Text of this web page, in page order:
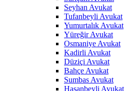
Seyhan Avukat
Tufanbeyli Avukat
Yumurtalık Avukat
Yüreğir Avukat
Osmaniye Avukat
Kadirli Avukat
Düziçi Avukat
Bahçe Avukat
Sumbas Avukat
Hasanbeyli Avukat